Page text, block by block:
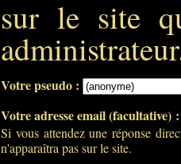
sur le site
Votre pseudo :
Votre adresse email (facultative)
Si vous attendez une réponse
n'apparaîtra pas sur le site.